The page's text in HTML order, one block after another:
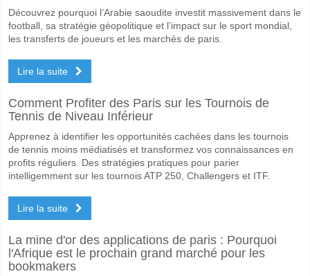
Découvrez pourquoi l’Arabie saoudite investit massivement dans le
football, sa stratégie géopolitique et l’impact sur le sport mondial,
les transferts de joueurs et les marchés de paris.
Lire la suite
Comment Profiter des Paris sur les Tournois de
Tennis de Niveau Inférieur
Apprenez à identifier les opportunités cachées dans les tournois
de tennis moins médiatisés et transformez vos connaissances en
profits réguliers. Des stratégies pratiques pour parier
intelligemment sur les tournois ATP 250, Challengers et ITF.
Lire la suite
La mine d'or des applications de paris : Pourquoi
l'Afrique est le prochain grand marché pour les
bookmakers